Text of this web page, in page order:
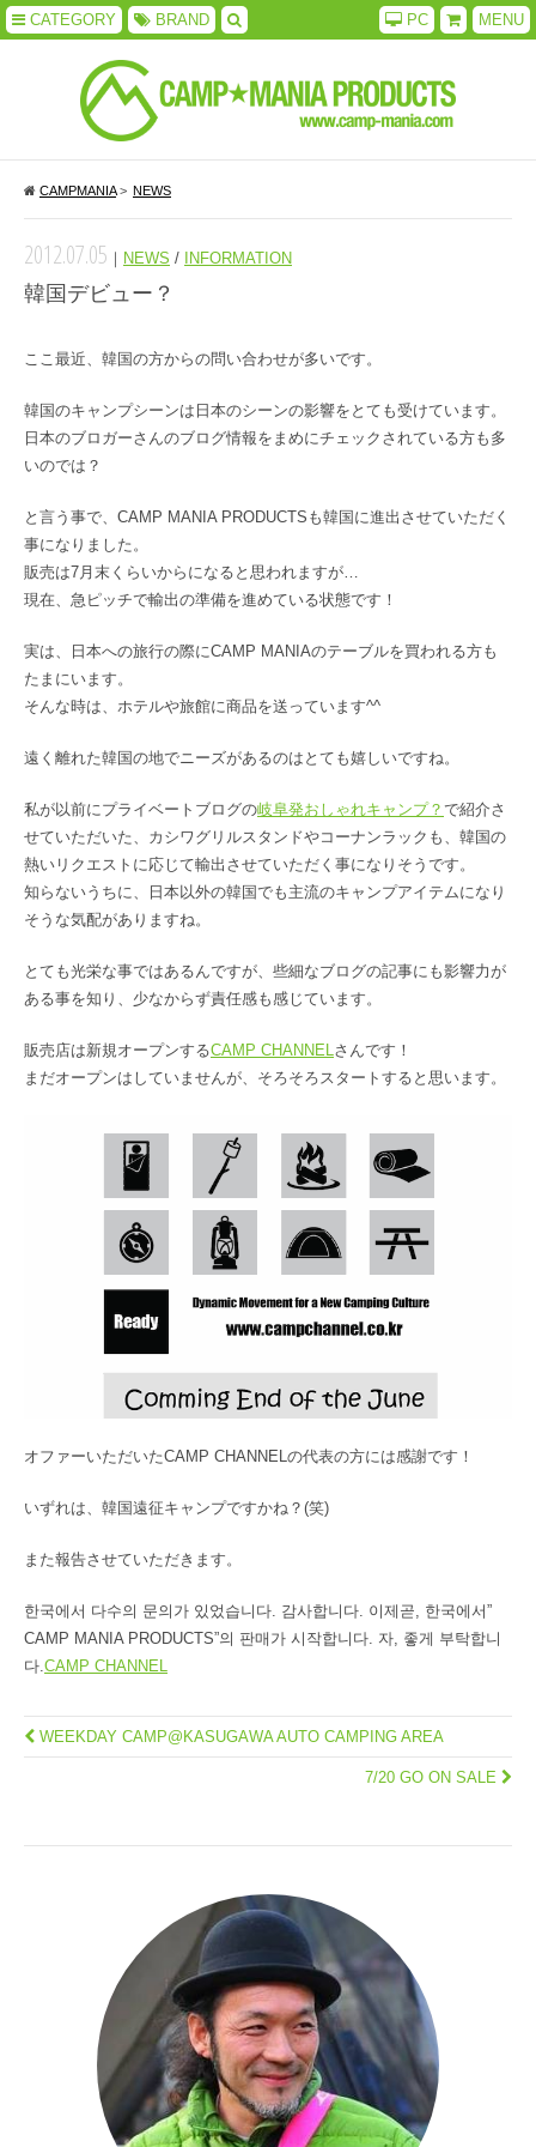
CATEGORY BRAND MENU
PC
CAMPMANIA> NEWS
2012.07.05 ｜ NEWS / INFORMATION
韓国デビュー？
ここ最近、韓国の方からの問い合わせが多いです。
韓国のキャンプシーンは日本のシーンの影響をとても受けています。
日本のブロガーさんのブログ情報をまめにチェックされている方も多
いのでは？
と言う事で、CAMP MANIA PRODUCTSも韓国に進出させていただく
事になりました。
販売は7月末くらいからになると思われますが…
現在、急ピッチで輸出の準備を進めている状態です！
実は、日本への旅行の際にCAMP MANIAのテーブルを買われる方も
たまにいます。
そんな時は、ホテルや旅館に商品を送っています^^
遠く離れた韓国の地でニーズがあるのはとても嬉しいですね。
私が以前にプライベートブログの岐阜発おしゃれキャンプ？ で紹介さ
せていただいた、カシワグリルスタンドやコーナンラックも、韓国の
熱いリクエストに応じて輸出させていただく事になりそうです。
知らないうちに、日本以外の韓国でも主流のキャンプアイテムになり
そうな気配がありますね。
とても光栄な事ではあるんですが、些細なブログの記事にも影響力が
ある事を知り、少なからず責任感も感じています。
販売店は新規オープンするCAMP CHANNELさんです！
まだオープンはしていませんが、そろそろスタートすると思います。
オファーいただいたCAMP CHANNELの代表の方には感謝です！
いずれは、韓国遠征キャンプですかね？(笑)
また報告させていただきます。
한국에서 다수의 문의가 있었습니다. 감사합니다. 이제곧, 한국에서”
CAMP MANIA PRODUCTS”의 판매가 시작합니다. 자, 좋게 부탁합니
다.CAMP CHANNEL
WEEKDAY CAMP@KASUGAWA AUTO CAMPING AREA
7/20 GO ON SALE